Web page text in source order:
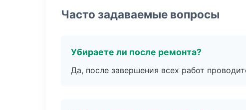
Часто задаваемые вопросы
Убираете ли после ремонта?
Да, после завершения всех работ